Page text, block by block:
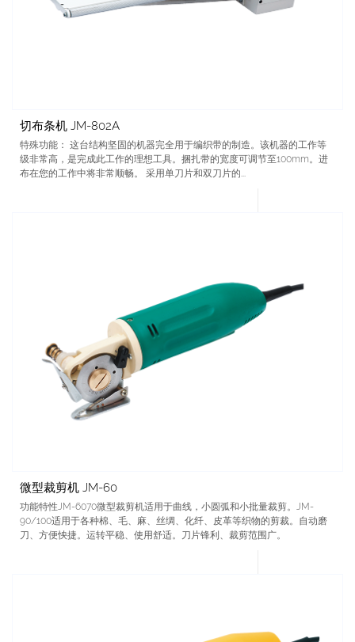
切布条机 JM-802A
特殊功能： 这台结构坚固的机器完全用于编织带的制造。该机器的工作等
级非常高，是完成此工作的理想工具。捆扎带的宽度可调节至100mm。进
布在您的工作中将非常顺畅。 采用单刀片和双刀片的...
微型裁剪机 JM-60
功能特性JM-6070微型裁剪机适用于曲线，小圆弧和小批量裁剪。JM-
90/100适用于各种棉、毛、麻、丝绸、化纤、皮革等织物的剪裁。自动磨
刀、方便怏捷。运转平稳、使用舒适。刀片锋利、裁剪范围广。